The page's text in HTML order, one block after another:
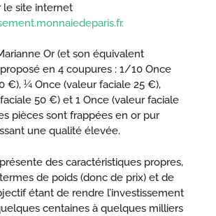
site internet
Or (et son équivalent
en 4 coupures : 1/10 Once
€), ¼ Once (valeur faciale 25 €),
50 €) et 1 Once (valeur faciale
pièces sont frappées en or pur
une qualité élevée.
des caractéristiques propres,
de poids (donc de prix) et de
étant de rendre l’investissement
centaines à quelques milliers